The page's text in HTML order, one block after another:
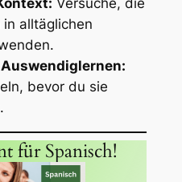
Versuche, die
alltäglichen
bevor du sie
für Spanisch!